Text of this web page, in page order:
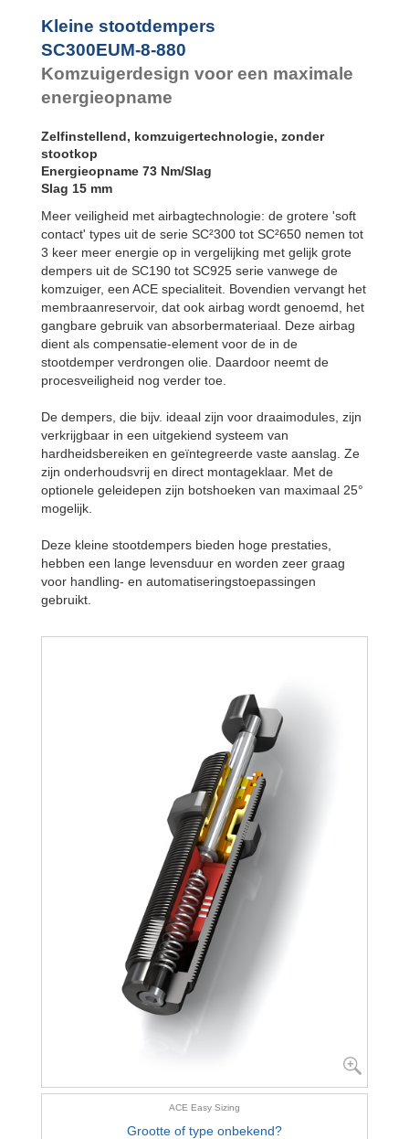
SC²650
MA30 tot MA900
PET27
Kleine stootdempers
SC300EUM-8-880
Komzuigerdesign voor een maximale
energieopname
Zelfinstellend, komzuigertechnologie, zonder
stootkop
Energieopname 73 Nm/Slag
Slag 15 mm
Meer veiligheid met airbagtechnologie: de grotere 'soft
contact' types uit de serie SC²300 tot SC²650 nemen tot
3 keer meer energie op in vergelijking met gelijk grote
dempers uit de SC190 tot SC925 serie vanwege de
komzuiger, een ACE specialiteit. Bovendien vervangt het
membraanreservoir, dat ook airbag wordt genoemd, het
gangbare gebruik van absorbermateriaal. Deze airbag
dient als compensatie-element voor de in de
stootdemper verdrongen olie. Daardoor neemt de
procesveiligheid nog verder toe.
De dempers, die bijv. ideaal zijn voor draaimodules, zijn
verkrijgbaar in een uitgekiend systeem van
hardheidsbereiken en geïntegreerde vaste aanslag. Ze
zijn onderhoudsvrij en direct montageklaar. Met de
optionele geleidepen zijn botshoeken van maximaal 25°
mogelijk.
Deze kleine stootdempers bieden hoge prestaties,
hebben een lange levensduur en worden zeer graag
voor handling- en automatiseringstoepassingen
gebruikt.
ACE Easy Sizing
Grootte of type onbekend?